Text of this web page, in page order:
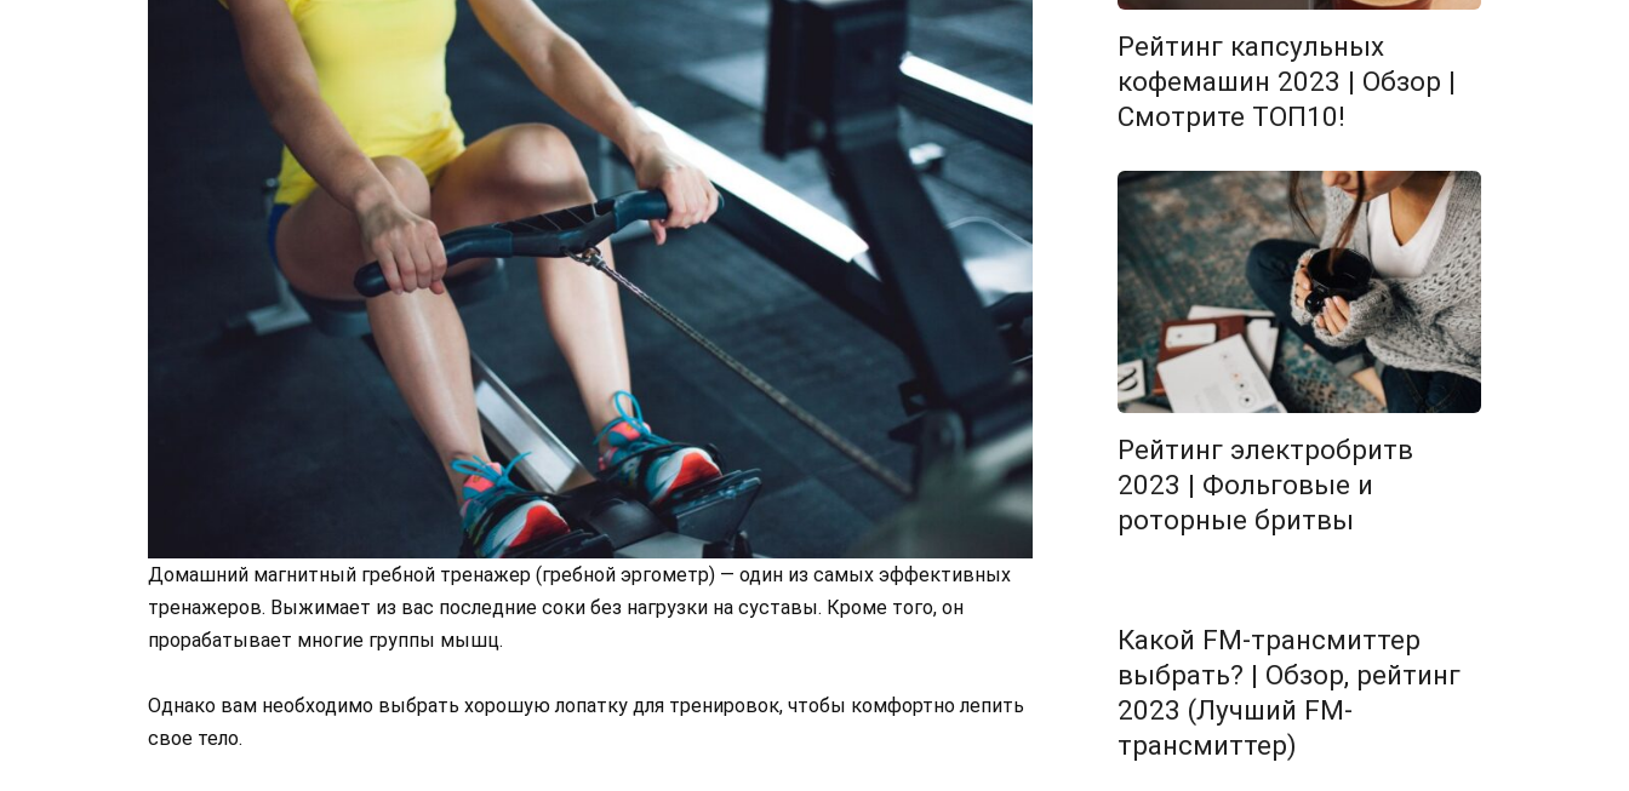
Домашний магнитный гребной тренажер (гребной эргометр) — один из самых эффективных
тренажеров. Выжимает из вас последние соки без нагрузки на суставы. Кроме того, он
прорабатывает многие группы мышц.
Однако вам необходимо выбрать хорошую лопатку для тренировок, чтобы комфортно лепить
свое тело.
Рейтинг капсульных
кофемашин 2023 | Обзор |
Смотрите ТОП10!
Рейтинг электробритв
2023 | Фольговые и
роторные бритвы
Какой FM-трансмиттер
выбрать? | Обзор, рейтинг
2023 (Лучший FM-
трансмиттер)